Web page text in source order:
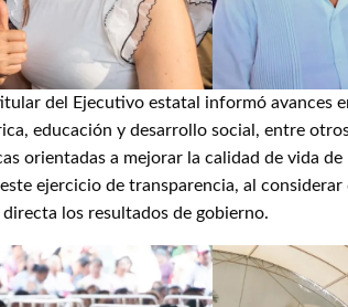
del Ejecutivo estatal informó avances
educación y desarrollo social, entre
orientadas a mejorar la calidad de vida de
ejercicio de transparencia, al
los resultados de gobierno.